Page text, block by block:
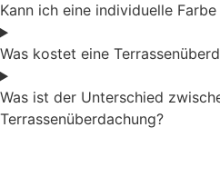
Kann ich eine individuelle Farbe
Was kostet eine
Was ist der Unterschied
Terrassenüberdachung?